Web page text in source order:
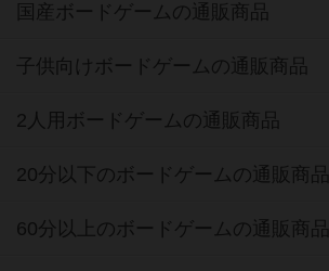
国産ボードゲームの通販商品
子供向けボードゲームの通販商品
2人用ボードゲームの通販商品
20分以下のボードゲームの通販商品
60分以上のボードゲームの通販商品